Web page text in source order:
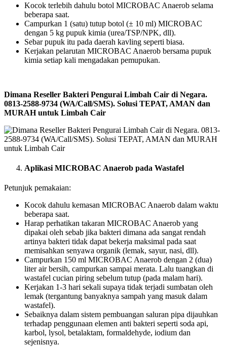
Kocok terlebih dahulu botol MICROBAC Anaerob selama
beberapa saat.
Campurkan 1 (satu) tutup botol (± 10 ml) MICROBAC
dengan 5 kg pupuk kimia (urea/TSP/NPK, dll).
Sebar pupuk itu pada daerah kavling seperti biasa.
Kerjakan pelarutan MICROBAC Anaerob bersama pupuk
kimia setiap kali mengadakan pemupukan.
Dimana Reseller Bakteri Pengurai Limbah Cair di Negara.
0813-2588-9734 (WA/Call/SMS). Solusi TEPAT, AMAN dan
MURAH untuk Limbah Cair
Aplikasi MICROBAC Anaerob pada Wastafel
Petunjuk pemakaian:
Kocok dahulu kemasan MICROBAC Anaerob dalam waktu
beberapa saat.
Harap perhatikan takaran MICROBAC Anaerob yang
dipakai oleh sebab jika bakteri dimana ada sangat rendah
artinya bakteri tidak dapat bekerja maksimal pada saat
memisahkan senyawa organik (lemak, sayur, nasi, dll).
Campurkan 150 ml MICROBAC Anaerob dengan 2 (dua)
liter air bersih, campurkan sampai merata. Lalu tuangkan di
wastafel cucian piring sebelum tutup (pada malam hari).
Kerjakan 1-3 hari sekali supaya tidak terjadi sumbatan oleh
lemak (tergantung banyaknya sampah yang masuk dalam
wastafel).
Sebaiknya dalam sistem pembuangan saluran pipa dijauhkan
terhadap penggunaan elemen anti bakteri seperti soda api,
karbol, lysol, betalaktam, formaldehyde, iodium dan
sejenisnya.